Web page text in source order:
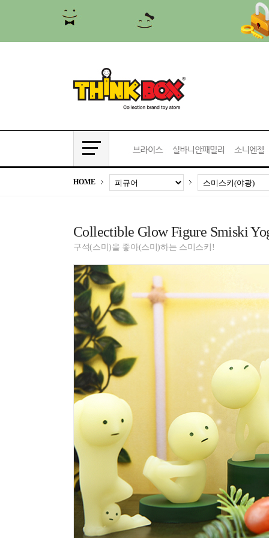
HOME
Collectible Glow Figure Smiski
구석(스미)을 좋아(스미)하는 스미스키!